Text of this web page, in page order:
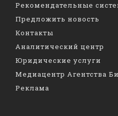
Рекомендательные
Предложить новость
Контакты
Аналитический центр
Юридические услуги
Медиацентр Агентства
Реклама